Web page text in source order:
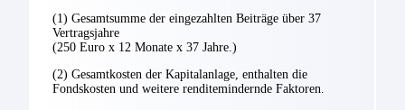
(1) Gesamtsumme der eingezahlten Beiträge über 37
Vertragsjahre
(250 Euro x 12 Monate x 37 Jahre.)
(2) Gesamtkosten der Kapitalanlage, enthalten die
Fondskosten und weitere renditemindernde Faktoren.